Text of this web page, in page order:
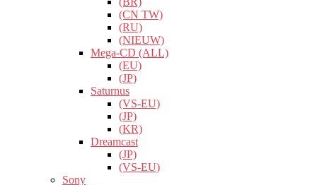
(CN TW)
(RU)
(NIEUW)
Mega-CD (ALL)
(EU)
(JP)
Saturnus
(VS-EU)
(JP)
(KR)
Dreamcast
(JP)
(VS-EU)
Sony